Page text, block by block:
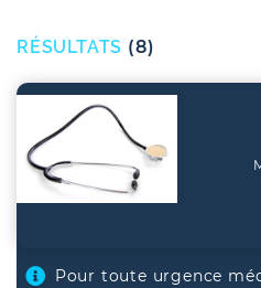
RÉSULTATS (8)
Pour toute urgence